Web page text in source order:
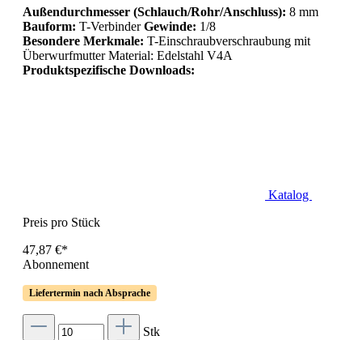
Außendurchmesser (Schlauch/Rohr/Anschluss): 8 mm
Bauform: T-VerbinderGewinde: 1/8
Besondere Merkmale: T-Einschraubverschraubung mit
Überwurfmutter Material: Edelstahl V4A
Produktspezifische Downloads:
Katalog
Preis pro Stück
47,87 €*
Abonnement
Liefertermin nach Absprache
Stk